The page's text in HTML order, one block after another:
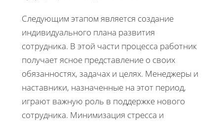
Следующим этапом является создание
индивидуального плана развития
сотрудника. В этой части процесса работник
получает ясное представление о своих
обязанностях, задачах и целях. Менеджеры и
наставники, назначенные на этот период,
играют важную роль в поддержке нового
сотрудника. Минимизация стресса и